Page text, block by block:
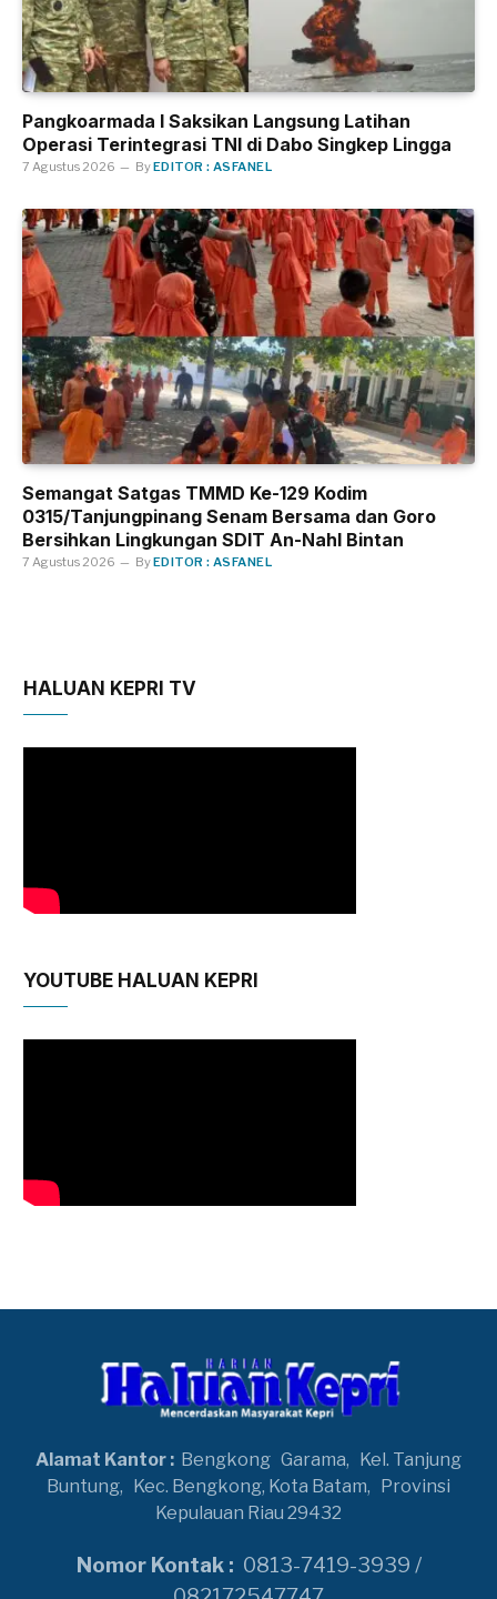
Pangkoarmada I Saksikan Langsung Latihan
Operasi Terintegrasi TNI di Dabo Singkep Lingga
7 Agustus 2026 ByEDITOR : ASFANEL
Semangat Satgas TMMD Ke-129 Kodim
0315/Tanjungpinang Senam Bersama dan Goro
Bersihkan Lingkungan SDIT An-Nahl Bintan
7 Agustus 2026 ByEDITOR : ASFANEL
HALUAN KEPRI TV
YOUTUBE HALUAN KEPRI
Alamat Kantor : Bengkong Garama, Kel. Tanjung
Buntung, Kec. Bengkong, Kota Batam, Provinsi
Kepulauan Riau 29432
Nomor Kontak : 0813-7419-3939 /